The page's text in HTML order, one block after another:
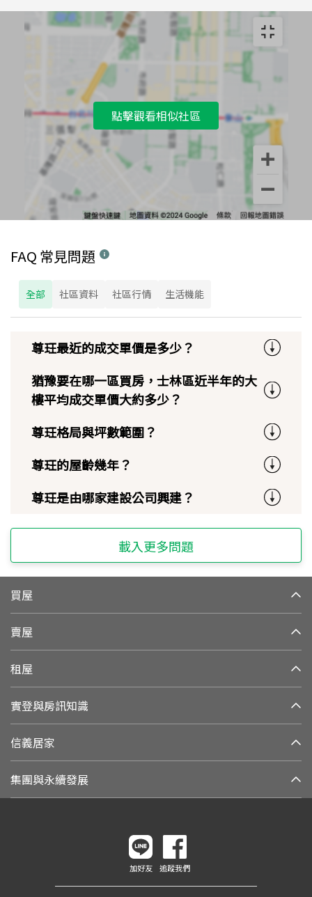
點擊觀看相似社區
FAQ 常見問題
全部 社區資料 社區行情 生活機能
尊玨最近的成交單價是多少？
猶豫要在哪一區買房，士林區近半年的大
樓平均成交單價大約多少？
尊玨格局與坪數範圍？
尊玨的屋齡幾年？
尊玨是由哪家建設公司興建？
載入更多問題
買屋
賣屋
租屋
實登與房訊知識
信義居家
集團與永續發展
加好友 追蹤我們